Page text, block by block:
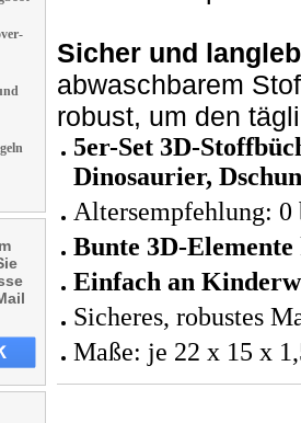
Sicher und
abwaschbarem
robust, um den
5er-Set 3D-
Dinosaurier,
Altersempfehlung: 0
Bunte 3D-Elemente
Einfach an
Sicheres, robustes
Maße: je 22 x 15 x